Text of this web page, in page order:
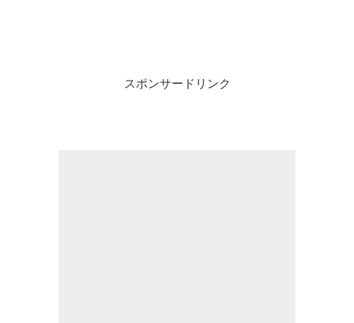
スポンサードリンク